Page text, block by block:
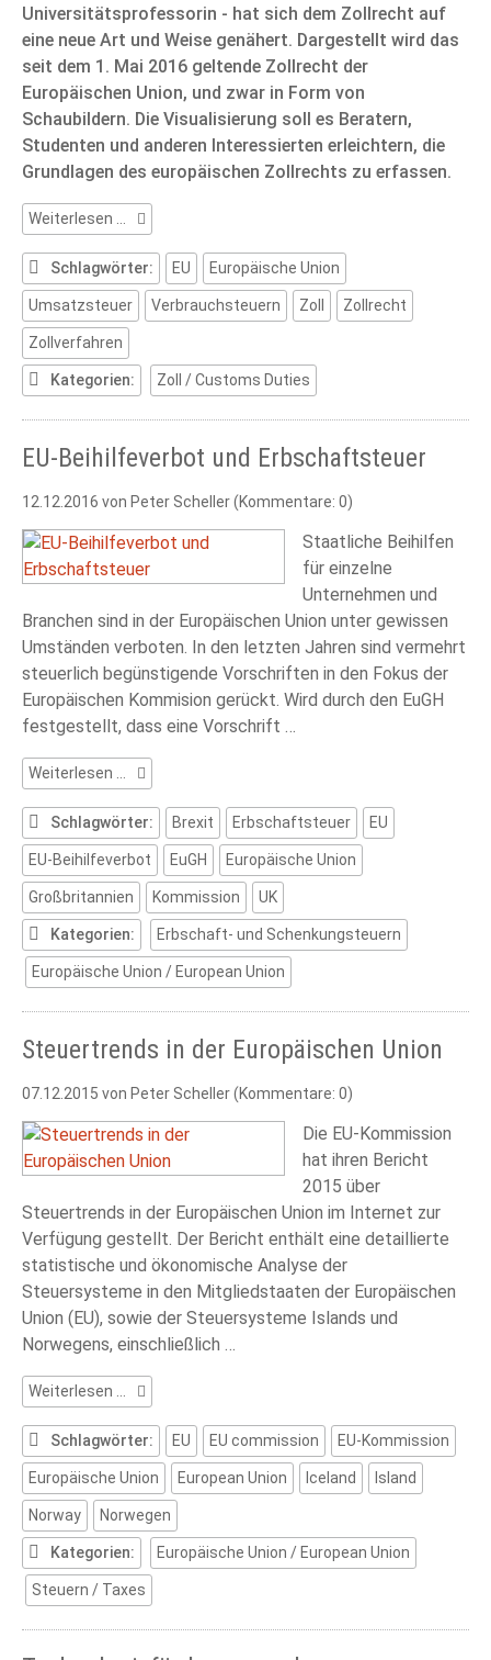
Universitätsprofessorin - hat sich dem Zollrecht auf
eine neue Art und Weise genähert. Dargestellt wird das
seit dem 1. Mai 2016 geltende Zollrecht der
Europäischen Union, und zwar in Form von
Schaubildern. Die Visualisierung soll es Beratern,
Studenten und anderen Interessierten erleichtern, die
Grundlagen des europäischen Zollrechts zu erfassen.
Weiterlesen …
Zollrecht
visuell
Schlagwörter:
EU Europäische Union
Umsatzsteuer Verbrauchsteuern Zoll Zollrecht
Zollverfahren
Kategorien: Zoll / Customs Duties
EU-Beihilfeverbot und Erbschaftsteuer
12.12.2016 von Peter Scheller (Kommentare: 0)
Staatliche Beihilfen
für einzelne
Unternehmen und
Branchen sind in der Europäischen Union unter gewissen
Umständen verboten. In den letzten Jahren sind vermehrt
steuerlich begünstigende Vorschriften in den Fokus der
Europäischen Kommision gerückt. Wird durch den EuGH
festgestellt, dass eine Vorschrift …
Weiterlesen …
EU-
Beihilfeverbot
und
Erbschaftsteuer
Schlagwörter: Brexit Erbschaftsteuer EU
EU-Beihilfeverbot EuGH Europäische Union
Großbritannien Kommission UK
Kategorien: Erbschaft- und Schenkungsteuern
Europäische Union / European Union
Steuertrends in der Europäischen Union
07.12.2015 von Peter Scheller (Kommentare: 0)
Die EU-Kommission
hat ihren Bericht
2015 über
Steuertrends in der Europäischen Union im Internet zur
Verfügung gestellt. Der Bericht enthält eine detaillierte
statistische und ökonomische Analyse der
Steuersysteme in den Mitgliedstaaten der Europäischen
Union (EU), sowie der Steuersysteme Islands und
Norwegens, einschließlich …
Weiterlesen …
Steuertrends
in
der
Europäischen
Union
Schlagwörter: EU EU commission EU-Kommission
Europäische Union European Union Iceland Island
Norway Norwegen
Kategorien: Europäische Union / European Union
Steuern / Taxes